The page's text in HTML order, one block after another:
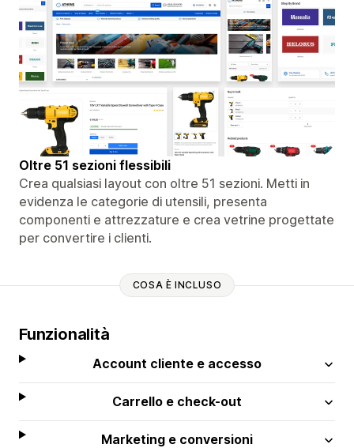
Oltre 51 sezioni flessibili
Crea qualsiasi layout con oltre 51 sezioni. Metti in
evidenza le categorie di utensili, presenta
componenti e attrezzature e crea vetrine progettate
per convertire i clienti.
COSA È INCLUSO
Funzionalità
Account cliente e accesso
Carrello e check-out
Marketing e conversioni